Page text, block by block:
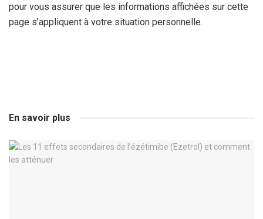
pour vous assurer que les informations affichées sur cette
page s’appliquent à votre situation personnelle.
En savoir plus